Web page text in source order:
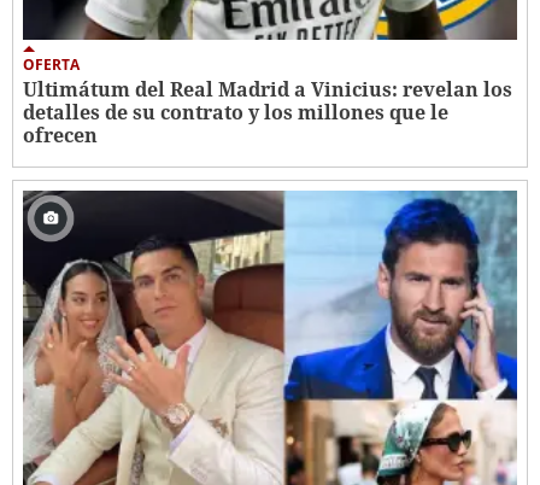
OFERTA
Ultimátum del Real Madrid a Vinicius: revelan los
detalles de su contrato y los millones que le
ofrecen